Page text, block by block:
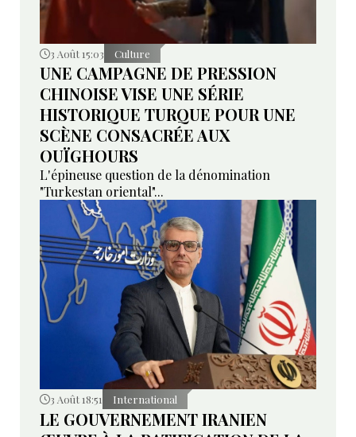
3 Août 15:03 Culture
UNE CAMPAGNE DE PRESSION
CHINOISE VISE UNE SÉRIE
HISTORIQUE TURQUE POUR UNE
SCÈNE CONSACRÉE AUX
OUÏGHOURS
L'épineuse question de la dénomination
"Turkestan oriental"...
3 Août 18:51 International
LE GOUVERNEMENT IRANIEN